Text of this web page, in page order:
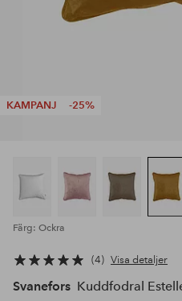
KAMPANJ -25%
Färg: Ockra
4 Visa detaljer
Svanefors Kuddfodral